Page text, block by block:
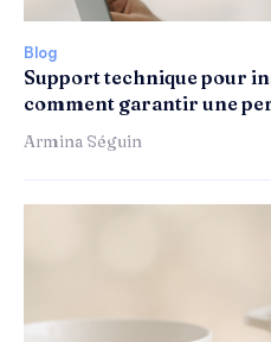
Blog
Support technique pour
comment garantir une
Armina Séguin